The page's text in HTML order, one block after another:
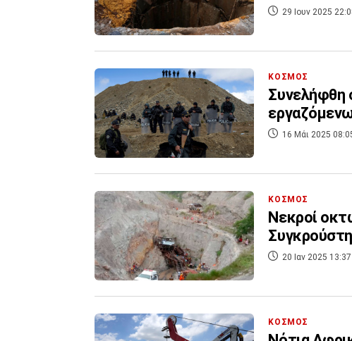
29 Ιουν 2025
ΚΟΣΜΟΣ
Συνελήφθη
16 Μάι 2025
ΚΟΣΜΟΣ
Νεκροί
20 Ιαν 2025 13:37
ΚΟΣΜΟΣ